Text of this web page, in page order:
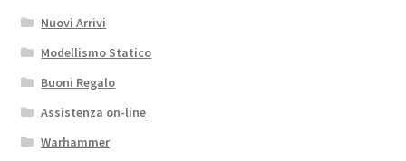
Nuovi Arrivi
Modellismo Statico
Buoni Regalo
Assistenza on-line
Warhammer